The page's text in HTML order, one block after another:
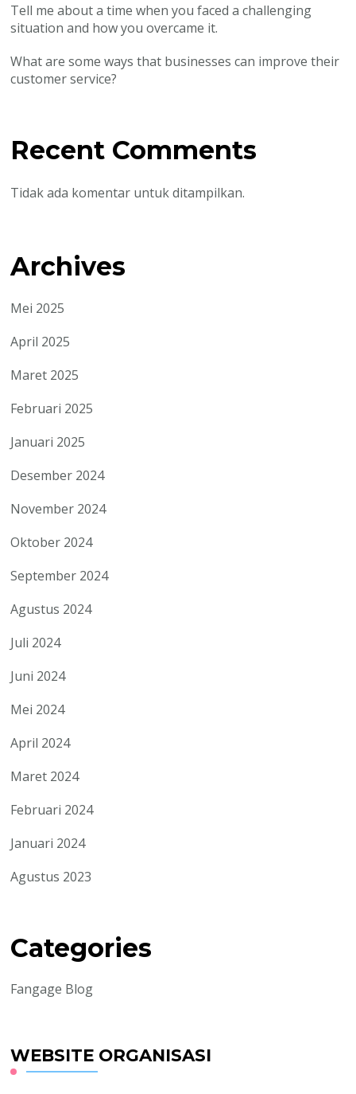
Tell me about a time when you faced a challenging
situation and how you overcame it.
What are some ways that businesses can improve their
customer service?
Recent Comments
Tidak ada komentar untuk ditampilkan.
Archives
Mei 2025
April 2025
Maret 2025
Februari 2025
Januari 2025
Desember 2024
November 2024
Oktober 2024
September 2024
Agustus 2024
Juli 2024
Juni 2024
Mei 2024
April 2024
Maret 2024
Februari 2024
Januari 2024
Agustus 2023
Categories
Fangage Blog
WEBSITE ORGANISASI